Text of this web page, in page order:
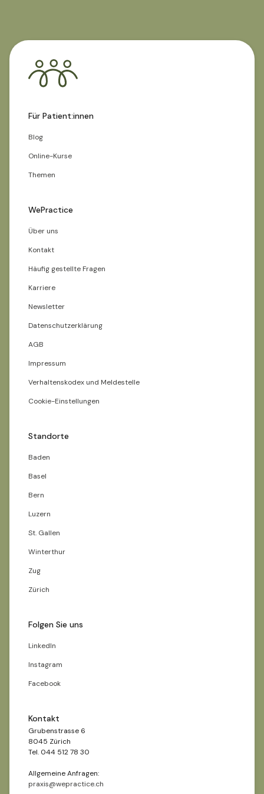
Für Patient:innen
Blog
Online-Kurse
Themen
WePractice
Über uns
Kontakt
Häufig gestellte Fragen
Karriere
Newsletter
Datenschutzerklärung
AGB
Impressum
Verhaltenskodex und Meldestelle
Cookie-Einstellungen
Standorte
Baden
Basel
Bern
Luzern
St. Gallen
Winterthur
Zug
Zürich
Folgen Sie uns
LinkedIn
Instagram
Facebook
Kontakt
Grubenstrasse 6
8045 Zürich
Tel. 044 512 78 30
Allgemeine Anfragen:
praxis@wepractice.ch